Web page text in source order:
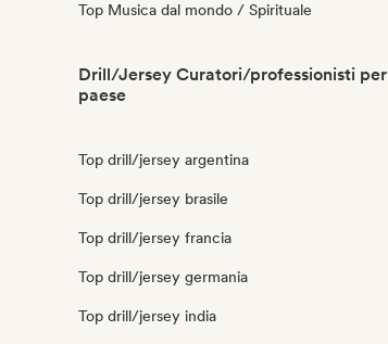
Top Musica dal mondo / Spirituale
Drill/Jersey Curatori/professionisti per
paese
Top drill/jersey argentina
Top drill/jersey brasile
Top drill/jersey francia
Top drill/jersey germania
Top drill/jersey india